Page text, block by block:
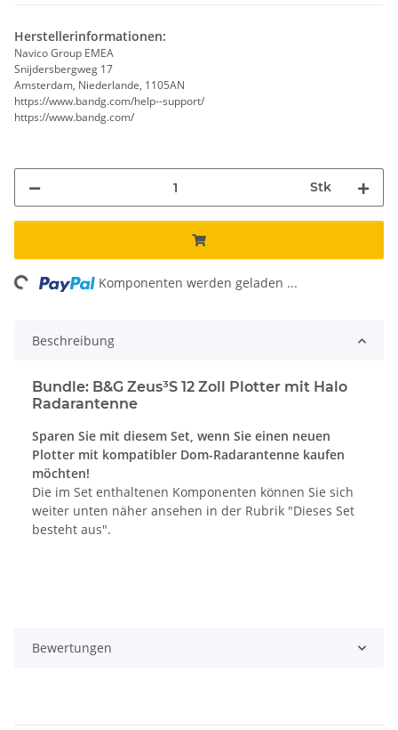
Herstellerinformationen:
Navico Group EMEA
Snijdersbergweg 17
Amsterdam, Niederlande, 1105AN
https://www.bandg.com/help--support/
https://www.bandg.com/
Stk
Komponenten werden geladen ...
Beschreibung
Bundle: B&G Zeus³S 12 Zoll Plotter mit Halo
Radarantenne
Sparen Sie mit diesem Set, wenn Sie einen neuen
Plotter mit kompatibler Dom-Radarantenne kaufen
möchten!
Die im Set enthaltenen Komponenten können Sie sich
weiter unten näher ansehen in der Rubrik "Dieses Set
besteht aus".
Bewertungen